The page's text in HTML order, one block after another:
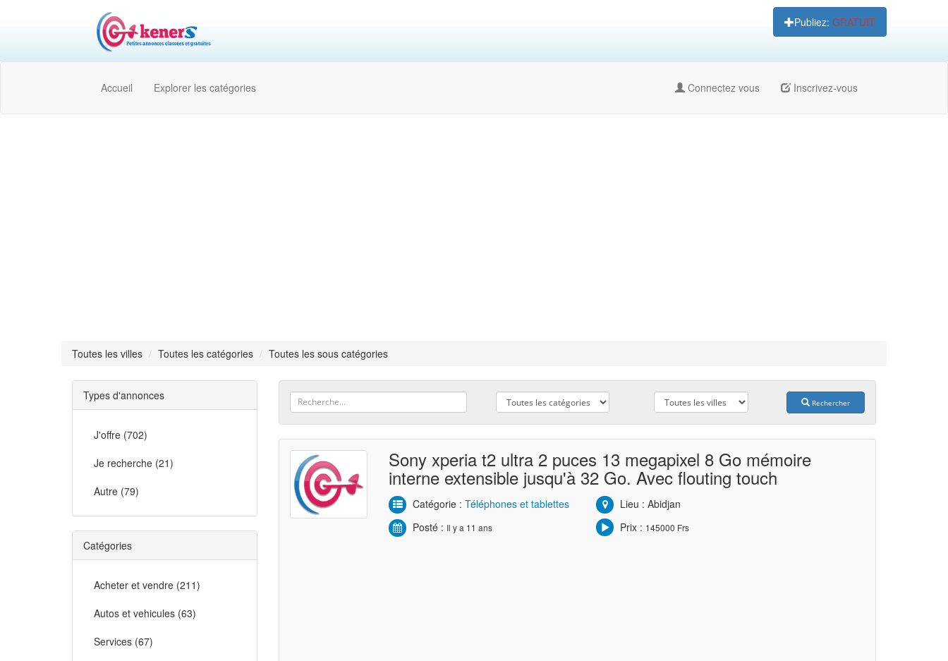
Publiez: GRATUIT
Accueil Explorer les catégories Connectez vous Inscrivez-vous
Toutes les villes Toutes les catégories Toutes les sous catégories
Types d'annonces
J'offre (702)
Je recherche (21)
Autre (79)
Catégories
Acheter et vendre (211)
Autos et vehicules (63)
Services (67)
Rechercher
Sony xperia t2 ultra 2 puces 13 megapixel 8 Go mémoire
interne extensible jusqu'à 32 Go. Avec flouting touch
Catégorie :Téléphones et tablettes
Lieu : Abidjan
Posté : Il y a 11 ans Prix : 145000 Frs